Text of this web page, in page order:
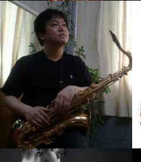
김니나
강의보기